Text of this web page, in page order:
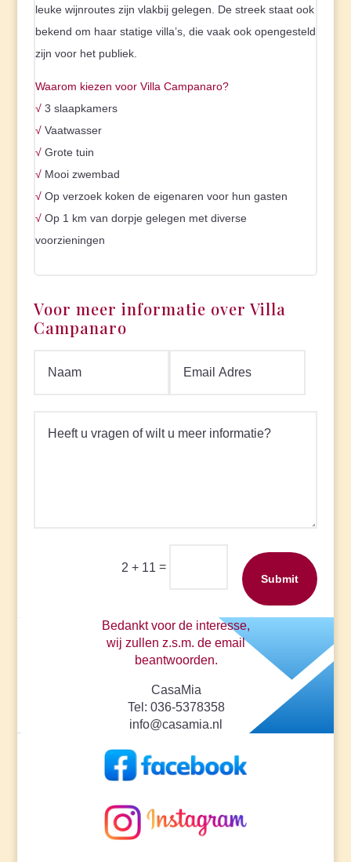
leuke wijnroutes zijn vlakbij gelegen. De streek staat ook
bekend om haar statige villa’s, die vaak ook opengesteld
zijn voor het publiek.
Waarom kiezen voor Villa Campanaro?
√3 slaapkamers
√Vaatwasser
√Grote tuin
√Mooi zwembad
√Op verzoek koken de eigenaren voor hun gasten
√Op 1 km van dorpje gelegen met diverse
voorzieningen
Voor meer informatie over Villa
Campanaro
2 + 11 =
Submit
Bedankt voor de interesse,
wij zullen z.s.m. de email
beantwoorden.
CasaMia
Tel: 036-5378358
info@casamia.nl